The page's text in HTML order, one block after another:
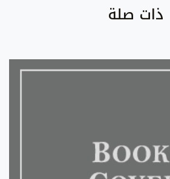
ذات صلة